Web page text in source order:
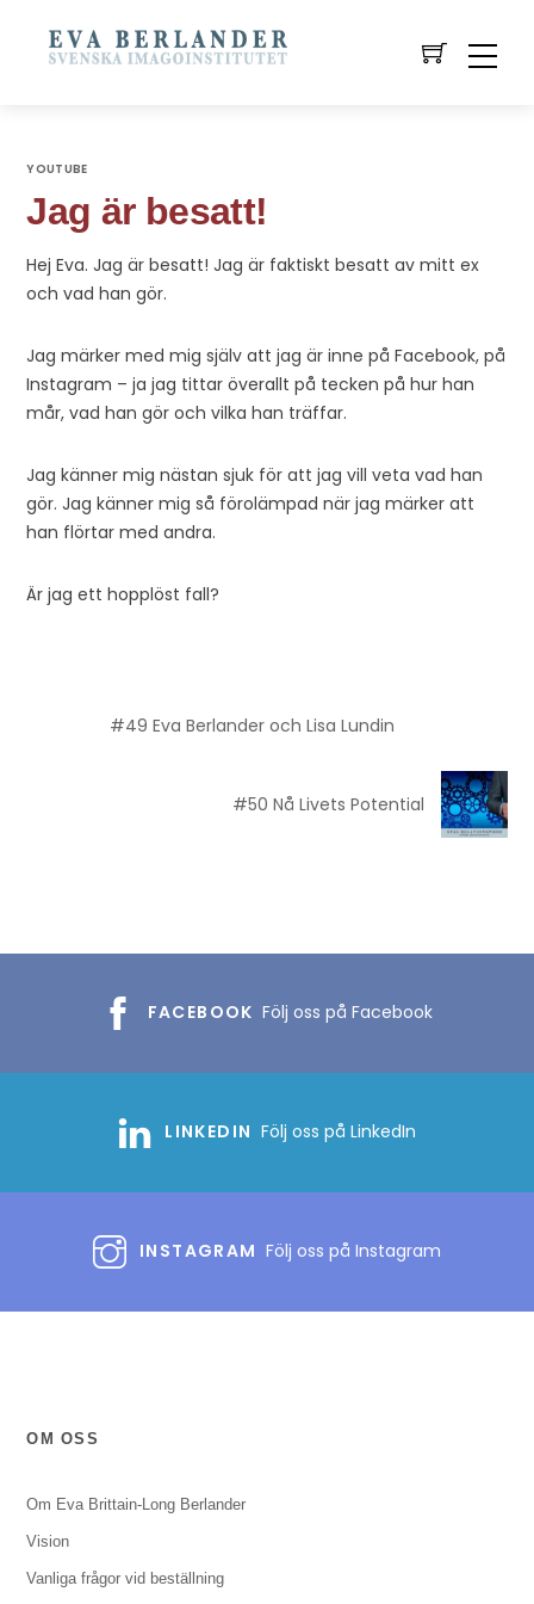
YOUTUBE
Jag är besatt!
Hej Eva. Jag är besatt! Jag är faktiskt besatt av mitt ex
och vad han gör.
Jag märker med mig själv att jag är inne på Facebook, på
Instagram – ja jag tittar överallt på tecken på hur han
mår, vad han gör och vilka han träffar.
Jag känner mig nästan sjuk för att jag vill veta vad han
gör. Jag känner mig så förolämpad när jag märker att
han flörtar med andra.
Är jag ett hopplöst fall?
#49 Eva Berlander och Lisa Lundin
#50 Nå Livets Potential
FACEBOOK Följ oss på Facebook
LINKEDIN Följ oss på LinkedIn
INSTAGRAM Följ oss på Instagram
OM OSS
Om Eva Brittain-Long Berlander
Vision
Vanliga frågor vid beställning